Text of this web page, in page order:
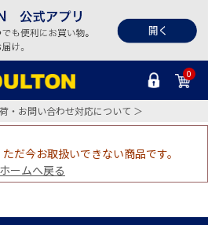
0
・お問い合わせ対応について ＞
だ今お取扱いできない商品です。
ホームへ戻る